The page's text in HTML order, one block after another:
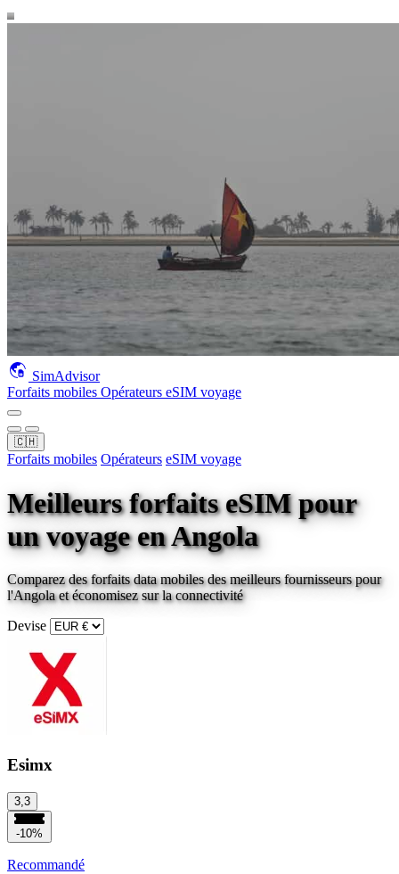
SimAdvisor
Forfaits mobiles Opérateurs eSIM voyage
🇨🇭
Forfaits mobiles Opérateurs eSIM voyage
Meilleurs forfaits eSIM pour
un voyageen Angola
Comparez des forfaits data mobiles des meilleurs fournisseurs pour
l'Angolaet économisez sur la connectivité
Devise
Esimx
3,3
-10%
Recommandé